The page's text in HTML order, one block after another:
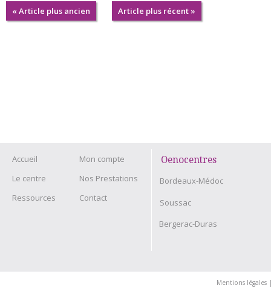
« Article plus ancien Article plus récent »
Accueil
Mon compte
Le centre
Nos Prestations
Ressources
Contact
Oenocentres
Bordeaux-Médoc
Soussac
Bergerac-Duras
Mentions légales